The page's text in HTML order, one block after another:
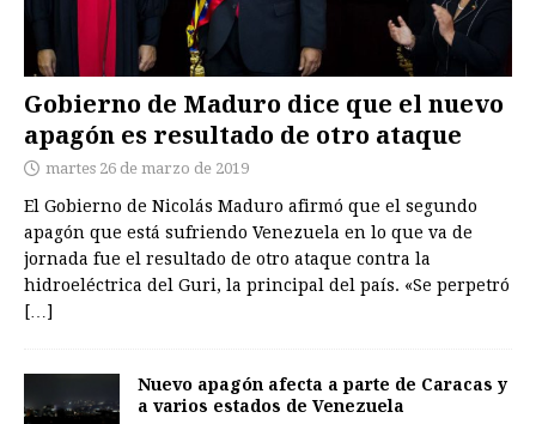
Gobierno de Maduro dice que el nuevo
apagón es resultado de otro ataque
martes 26 de marzo de 2019
El Gobierno de Nicolás Maduro afirmó que el segundo
apagón que está sufriendo Venezuela en lo que va de
jornada fue el resultado de otro ataque contra la
hidroeléctrica del Guri, la principal del país. «Se perpetró
[…]
Nuevo apagón afecta a parte de Caracas y
a varios estados de Venezuela